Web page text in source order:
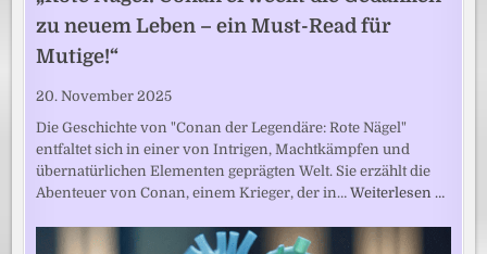
zu neuem Leben – ein Must-Read für
Mutige!“
20. November 2025
Die Geschichte von "Conan der Legendäre: Rote Nägel"
entfaltet sich in einer von Intrigen, Machtkämpfen und
übernatürlichen Elementen geprägten Welt. Sie erzählt die
Abenteuer von Conan, einem Krieger, der in…Weiterlesen …